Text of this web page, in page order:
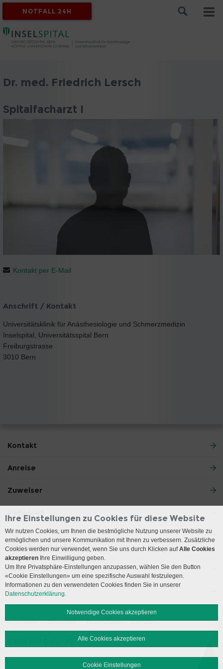
NOTFALL 24H
Dr. med. Friedrich Lersch
Spitalfacharzt I
Kontakt per E-Mail
Anschrift / Kontakt
Universitätsklinik für Anästhesiologie und Schmerzmedizin
Inselspital, Universitätsspital Bern
Freiburgstrasse
3010 Bern
Kontakt
Anreise
Zuweiser
Forschung & Lehre
Über die Klinik
Social Media
Impressum Disclaimer Datenschutz Sitemap
Ihre Einstellungen zu Cookies für diese Website
Wir nutzen Cookies, um Ihnen die bestmögliche Nutzung unserer Website zu
ermöglichen und unsere Kommunikation mit Ihnen zu verbessern. Zusätzliche
Cookies werden nur verwendet, wenn Sie uns durch Klicken aufAlle Cookies
akzeptieren Ihre Einwilligung geben.
Um Ihre Privatsphäre-Einstellungen anzupassen, wählen Sie den Button
«Cookie Einstellungen» um eine spezifische Auswahl festzulegen.
Informationen zu den verwendeten Cookies finden Sie in unserer
Datenschutzerklärung.
Notwendige Cookies akzeptieren
Alle Cookies akzeptieren
Cookie Einstellungen